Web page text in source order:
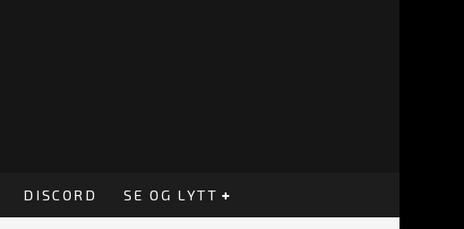
DISCORD SE OG LYTT